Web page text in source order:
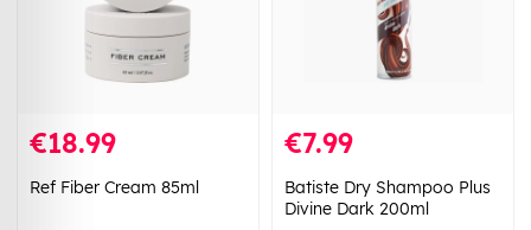
€18.99
Ref Fiber Cream 85ml
€7.99
Batiste Dry Shampoo Plus
Divine Dark 200ml